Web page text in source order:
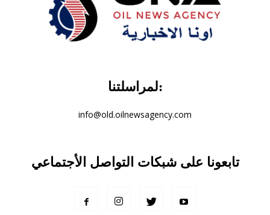
لمراسلتنا:
info@old.oilnewsagency.com
تابعونا على شبكات التواصل الأجتماعي